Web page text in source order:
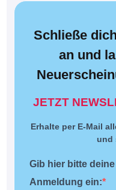
Schließe
an und
JETZT
Erhalte per E-Mail
und
Gib hier bitte
Anmeldung ein: